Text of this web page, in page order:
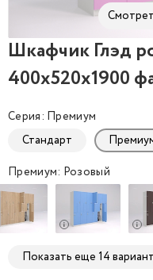
Шкафчик Глэд
Шкафчик Глэд
400x520x1900
Серия: Премиум
Стандарт
Премиум: Розовый
Показать еще 14